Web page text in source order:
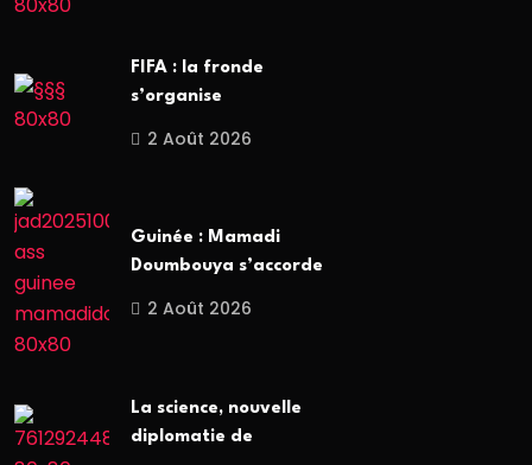
FIFA : la fronde
s’organise
2 Août 2026
Guinée : Mamadi
Doumbouya s’accorde
2 Août 2026
La science, nouvelle
diplomatie de